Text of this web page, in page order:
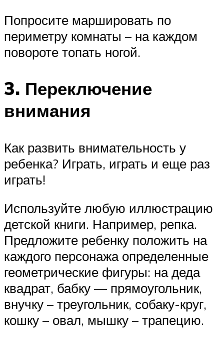
Попросите маршировать по
периметру комнаты – на каждом
повороте топать ногой.
3. Переключение
внимания
Как развить внимательность у
ребенка? Играть, играть и еще раз
играть!
Используйте любую иллюстрацию
детской книги. Например, репка.
Предложите ребенку положить на
каждого персонажа определенные
геометрические фигуры: на деда
квадрат, бабку — прямоугольник,
внучку – треугольник, собаку-круг,
кошку – овал, мышку – трапецию.